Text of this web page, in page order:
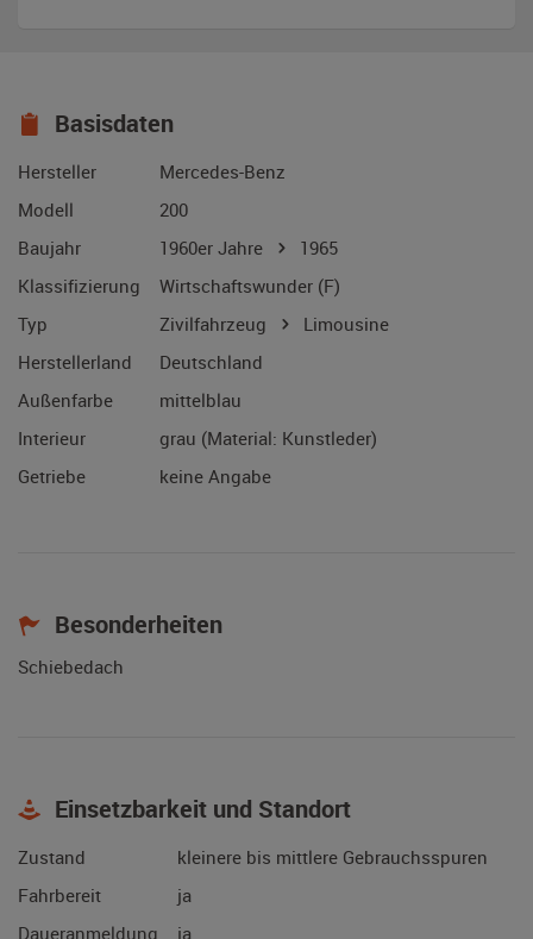
Basisdaten
Hersteller
Mercedes-Benz
Modell
200
Baujahr
1960er Jahre
1965
Klassifizierung
Wirtschaftswunder (F)
Typ
Zivilfahrzeug
Limousine
Herstellerland
Deutschland
Außenfarbe
mittelblau
Interieur
grau (Material: Kunstleder)
Getriebe
keine Angabe
Besonderheiten
Schiebedach
Einsetzbarkeit und Standort
Zustand
kleinere bis mittlere Gebrauchsspuren
Fahrbereit
ja
Daueranmeldung
ja